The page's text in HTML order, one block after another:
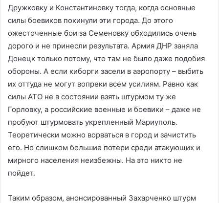
Дружковку и Константиновку тогда, когда основные
силы боевиков покинули эти города. До этого
ожесточенные бои за Семеновку обходились очень
дорого и не принесли результата. Армия ДНР заняла
Донецк только потому, что там не было даже подобия
обороны. А если киборги засели в аэропорту – выбить
их оттуда не могут вопреки всем усилиям. Равно как
силы АТО не в состоянии взять штурмом ту же
Горловку, а российские военные и боевики – даже не
пробуют штурмовать укрепленный Мариуполь.
Теоретически можно ворваться в город и зачистить
его. Но слишком большие потери среди атакующих и
мирного населения неизбежны. На это никто не
пойдет.
Таким образом, анонсированный Захарченко штурм